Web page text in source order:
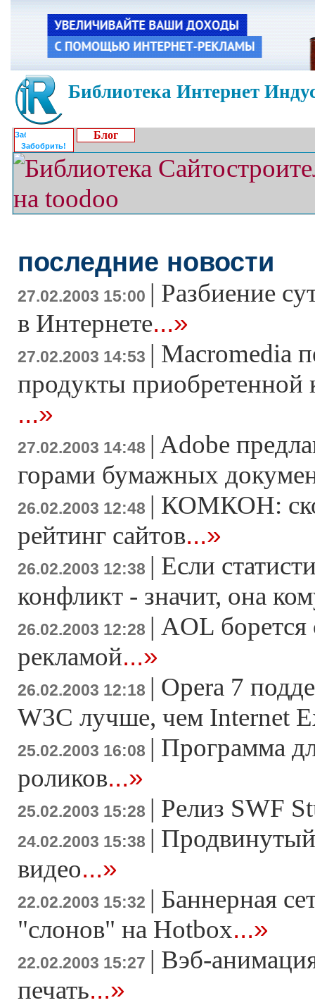
Библиотека Интернет
Забобрить!
Блог
последние новости
27.02.2003 15:00 | Разбиение
в Интернете...»
27.02.2003 14:53 | Macromedia
продукты приобретенной
...»
27.02.2003 14:48 | Adobe
горами бумажных
26.02.2003 12:48 | КОМКОН:
рейтинг сайтов...»
26.02.2003 12:38 | Если
конфликт - значит, она
26.02.2003 12:28 | AOL борется
рекламой...»
26.02.2003 12:18 | Opera 7
W3C лучше, чем Internet
25.02.2003 16:08 | Программа
роликов...»
25.02.2003 15:28 | Релиз SWF
24.02.2003 15:38 |
видео...»
22.02.2003 15:32 | Баннерная
"слонов" на Hotbox...»
22.02.2003 15:27 | Вэб-
печать...»